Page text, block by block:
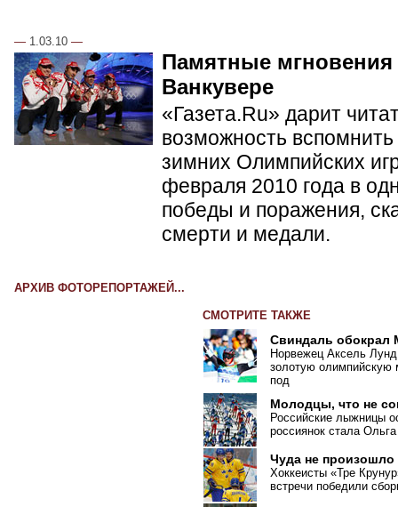
— 1.03.10 —
Памятные
Ванкувере
«Газета.Ru» дарит
возможность
зимних Олимпийских
февраля 2010 года в
победы и поражения,
смерти и медали.
АРХИВ ФОТОРЕПОРТАЖЕЙ...
СМОТРИТЕ ТАКЖЕ
Свиндаль обокрал
Норвежец Аксель
золотую олимпийскую
под
Молодцы, что не
Российские лыжницы
россиянок стала
Чуда не произошло
Хоккеисты «Тре
встречи победили